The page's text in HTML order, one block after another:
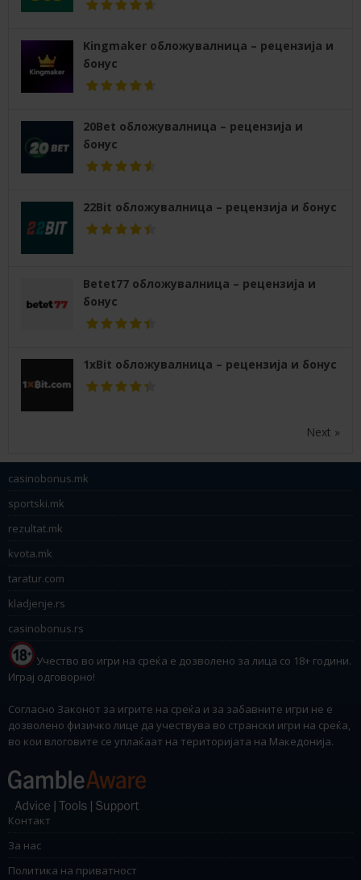
Kingmaker обложувалница – рецензија и
бонус
20Bet обложувалница – рецензија и
бонус
22Bit обложувалница – рецензија и бонус
Betet77 обложувалница – рецензија и
бонус
1xBit обложувалница – рецензија и бонус
Next »
casinobonus.mk
sportski.mk
rezultat.mk
kvota.mk
taratur.com
kladjenje.rs
casinobonus.rs
Учество во игри на среќа е дозволено за лица со 18+ години.
Играј одговорно!
Согласно Законот за игрите на среќа и за забавните игри не е
дозволено физичко лице да учествува во странски игри на среќа,
во кои влоговите се уплаќаат на територијата на Македонија.
Контакт
За нас
Политика на приватност